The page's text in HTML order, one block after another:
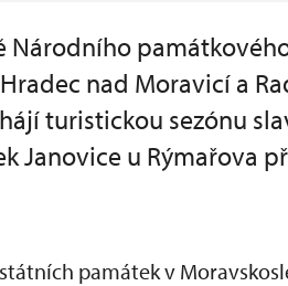
Národního
nad Moravicí a
turistickou sezónu
Janovice u Rýmařova
památek v